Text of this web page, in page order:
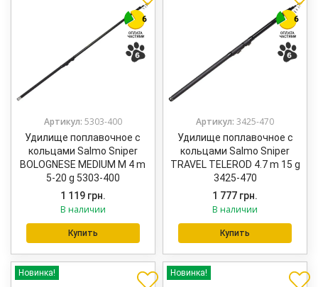
Артикул: 5303-400
Удилище поплавочное с
кольцами Salmo Sniper
BOLOGNESE MEDIUM M 4 m
5-20 g 5303-400
1 119 грн.
В наличии
Купить
Артикул:3425-470
Удилище поплавочное с
кольцами Salmo Sniper
TRAVEL TELEROD 4.7 m 15 g
3425-470
1 777 грн.
В наличии
Купить
Новинка! Новинка!